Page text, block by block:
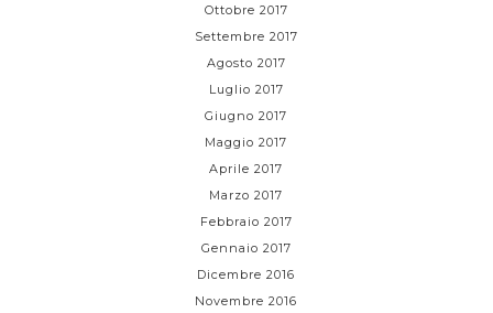
Ottobre 2017
Settembre 2017
Agosto 2017
Luglio 2017
Giugno 2017
Maggio 2017
Aprile 2017
Marzo 2017
Febbraio 2017
Gennaio 2017
Dicembre 2016
Novembre 2016